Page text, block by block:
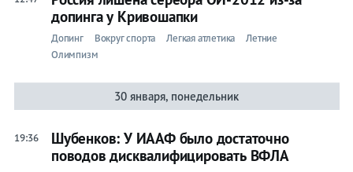
допинга у Кривошапки
Допинг Вокруг спорта Легкая атлетика
Летние
Олимпизм
30 января, понедельник
19:36
Шубенков: У ИААФ было достаточно
поводов дисквалифицировать ВФЛА
Бои
Прочие
Летние
Лента